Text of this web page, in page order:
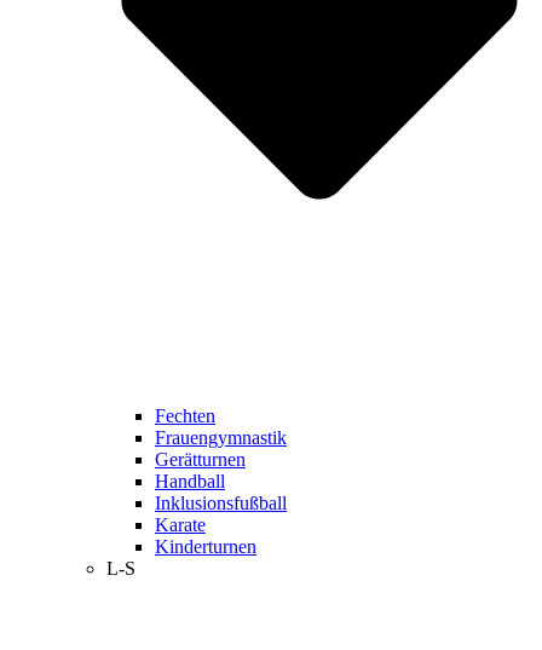
Fechten
Frauengymnastik
Gerätturnen
Handball
Inklusionsfußball
Karate
Kinderturnen
L-S